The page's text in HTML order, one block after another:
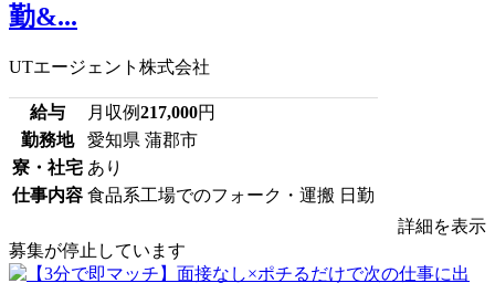
勤&...
UTエージェント株式会社
給与 月収例217,000円
勤務地
愛知県 蒲郡市
寮・社宅 あり
仕事内容 食品系工場でのフォーク・運搬 日勤
詳細を表示
募集が停止しています